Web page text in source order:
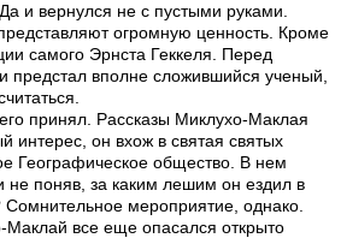
и вернулся не с пустыми руками.
огромную ценность. Кроме
самого Эрнста Геккеля. Перед
предстал вполне сложившийся ученый,
принял. Рассказы Миклухо-Маклая
интерес, он вхож в святая святых
Географическое общество. В нем
не поняв, за каким лешим он ездил в
Сомнительное мероприятие, однако.
Маклай все еще опасался открыто